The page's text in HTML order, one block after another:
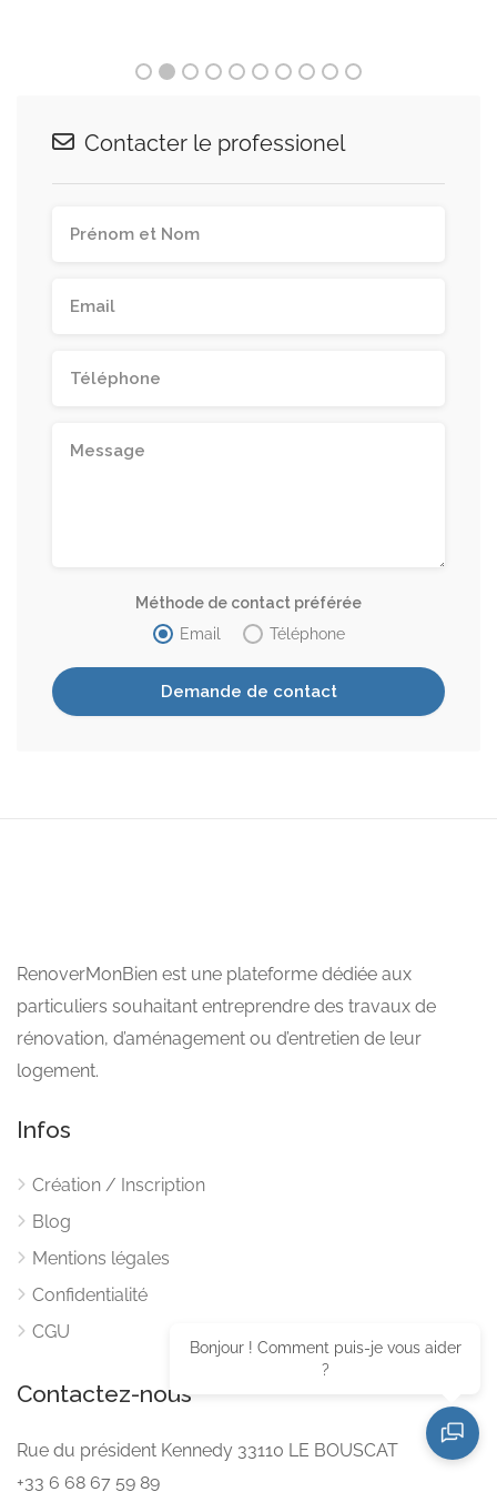
Contacter le professionel
Méthode de contact préférée
Email
Téléphone
RenoverMonBien est une plateforme dédiée aux
particuliers souhaitant entreprendre des travaux de
rénovation, d’aménagement ou d’entretien de leur
logement.
Infos
Création / Inscription
Blog
Mentions légales
Confidentialité
CGU
Contactez-nous
Rue du président Kennedy 33110 LE BOUSCAT
+33 6 68 67 59 89
Bonjour ! Comment puis-je vous aider
?